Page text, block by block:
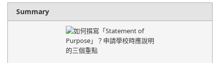
Summary